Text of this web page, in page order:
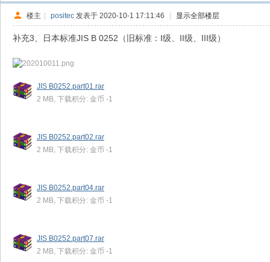
楼主 | positec 发表于 2020-10-1 17:11:46 | 显示全部楼层
补充3、日本标准JIS B 0252（旧标准：I级、II级、III级）
JIS B0252.part01.rar
2 MB, 下载积分: 金币 -1
JIS B0252.part02.rar
2 MB, 下载积分: 金币 -1
JIS B0252.part04.rar
2 MB, 下载积分: 金币 -1
JIS B0252.part07.rar
2 MB, 下载积分: 金币 -1